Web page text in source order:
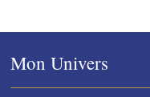
Mon Univers